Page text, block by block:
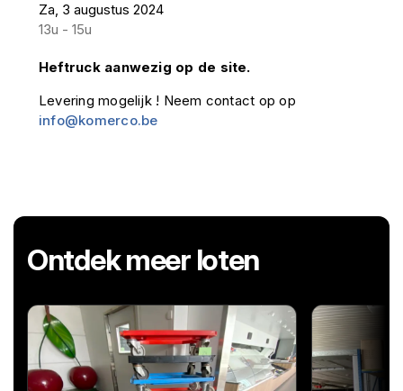
Za, 3 augustus 2024
13u - 15u
Heftruck aanwezig op de site.
Levering mogelijk ! Neem contact op op
info@komerco.be
Ontdek meer loten